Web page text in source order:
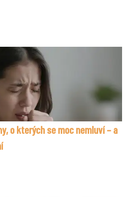
o kterých se moc nemluví – a